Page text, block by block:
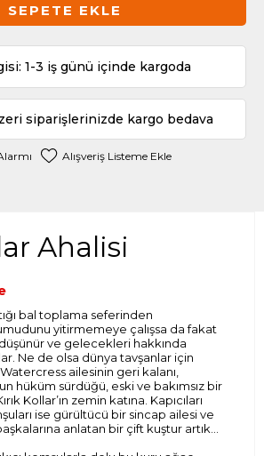
SEPETE EKLE
1-3 iş günü içinde kargoda
siparişlerinizde kargo bedava
Alışveriş Listeme Ekle
Ahalisi
bal toplama seferinden
yitirmemeye çalışsa da fakat
ve gelecekleri hakkında
Ne de olsa dünya tavşanlar için
ailesinin geri kalanı,
hüküm sürdüğü, eski ve bakımsız bir
Kollar’ın zemin katına. Kapıcıları
ise gürültücü bir sincap ailesi ve
anlatan bir çift kuştur artık…